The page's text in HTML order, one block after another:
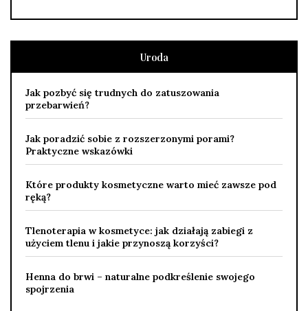
Uroda
Jak pozbyć się trudnych do zatuszowania
przebarwień?
Jak poradzić sobie z rozszerzonymi porami?
Praktyczne wskazówki
Które produkty kosmetyczne warto mieć zawsze pod
ręką?
Tlenoterapia w kosmetyce: jak działają zabiegi z
użyciem tlenu i jakie przynoszą korzyści?
Henna do brwi – naturalne podkreślenie swojego
spojrzenia